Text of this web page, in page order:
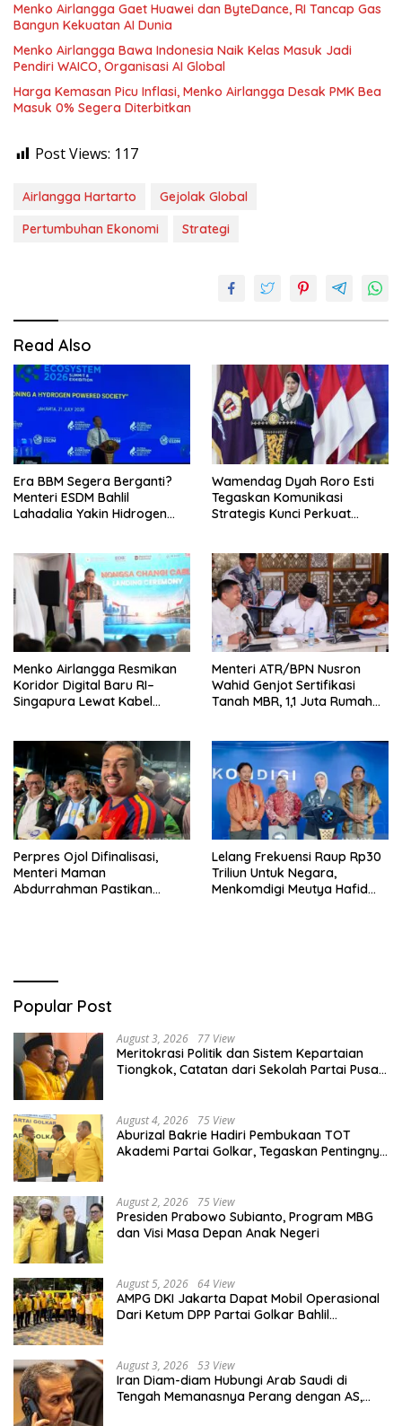
Menko Airlangga Gaet Huawei dan ByteDance, RI Tancap Gas
Bangun Kekuatan AI Dunia
Menko Airlangga Bawa Indonesia Naik Kelas Masuk Jadi
Pendiri WAICO, Organisasi AI Global
Harga Kemasan Picu Inflasi, Menko Airlangga Desak PMK Bea
Masuk 0% Segera Diterbitkan
Post Views: 117
Airlangga Hartarto
Gejolak Global
Pertumbuhan Ekonomi
Strategi
Read Also
Era BBM Segera Berganti?
Menteri ESDM Bahlil
Lahadalia Yakin Hidrogen
Wamendag Dyah Roro Esti
Tegaskan Komunikasi
Strategis Kunci Perkuat
Menko Airlangga Resmikan
Koridor Digital Baru RI–
Singapura Lewat Kabel
Menteri ATR/BPN Nusron
Wahid Genjot Sertifikasi
Tanah MBR, 1,1 Juta Rumah
Perpres Ojol Difinalisasi,
Menteri Maman
Abdurrahman Pastikan
Lelang Frekuensi Raup Rp30
Triliun Untuk Negara,
Menkomdigi Meutya Hafid
Popular Post
August 3, 2026 77 View
Meritokrasi Politik dan Sistem Kepartaian
Tiongkok, Catatan dari Sekolah Partai Pusat
August 4, 2026 75 View
Aburizal Bakrie Hadiri Pembukaan TOT
Akademi Partai Golkar, Tegaskan Pentingnya
August 2, 2026 75 View
Presiden Prabowo Subianto, Program MBG
dan Visi Masa Depan Anak Negeri
August 5, 2026 64 View
AMPG DKI Jakarta Dapat Mobil Operasional
Dari Ketum DPP Partai Golkar Bahlil
August 3, 2026 53 View
Iran Diam-diam Hubungi Arab Saudi di
Tengah Memanasnya Perang dengan AS,